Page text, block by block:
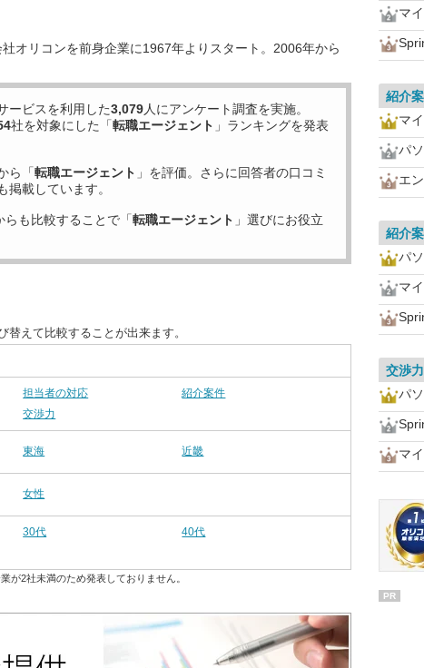
オリコンを前身企業に1967年よりスタート。2006年から
ービスを利用した3,079人にアンケート調査を実施。
社を対象にした「転職エージェント 」ランキングを発表
ら「転職エージェント 」を評価。さらに回答者の口コミ
載しています。
らも比較することで「転職エージェント 」選びにお役立
えて比較することが出来ます。
担当者の対応
紹介案件
交渉力
東海 近畿
女性
30代
40代
が2社未満のため発表しておりません。
マ
紹介
マ
パ
エ
紹介
パ
マ
交渉力
パ
マ
PR